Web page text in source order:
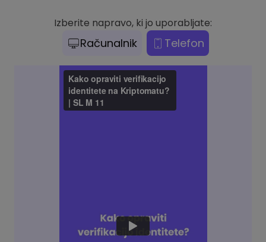
Izberite napravo, ki jo uporabljate:
Računalnik Telefon